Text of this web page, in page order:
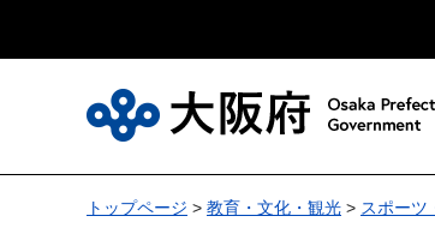
トップページ > 教育・文化・観光 > スポーツ